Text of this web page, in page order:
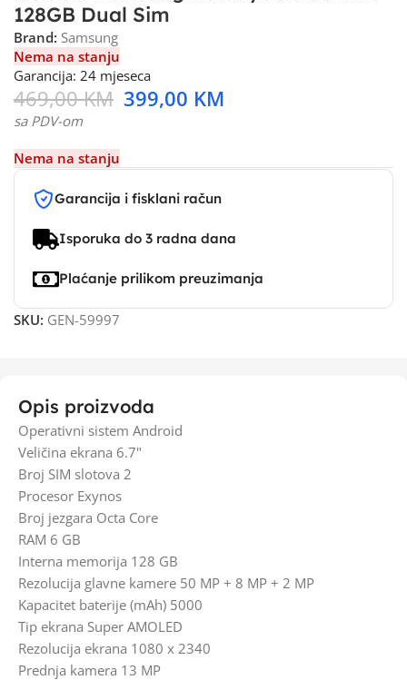
128GB Dual Sim
Brand: Samsung
Nema na stanju
Garancija: 24 mjeseca
469,00KM 399,00 KM
sa PDV-om
Nema na stanju
Garancija i fisklani račun
Isporuka do 3 radna dana
Plaćanje prilikom preuzimanja
SKU: GEN-59997
Opis proizvoda
Operativni sistem Android
Veličina ekrana 6.7"
Broj SIM slotova 2
Procesor Exynos
Broj jezgara Octa Core
RAM 6 GB
Interna memorija 128 GB
Rezolucija glavne kamere 50 MP + 8 MP + 2 MP
Kapacitet baterije (mAh) 5000
Tip ekrana Super AMOLED
Rezolucija ekrana 1080 x 2340
Prednja kamera 13 MP